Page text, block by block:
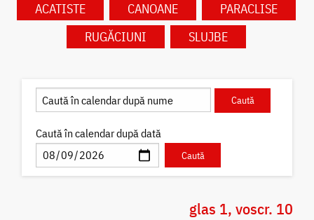
ACATISTE CANOANE
PARACLISE
RUGĂCIUNI
SLUJBE
Caută în calendar după dată
glas 1, voscr. 10